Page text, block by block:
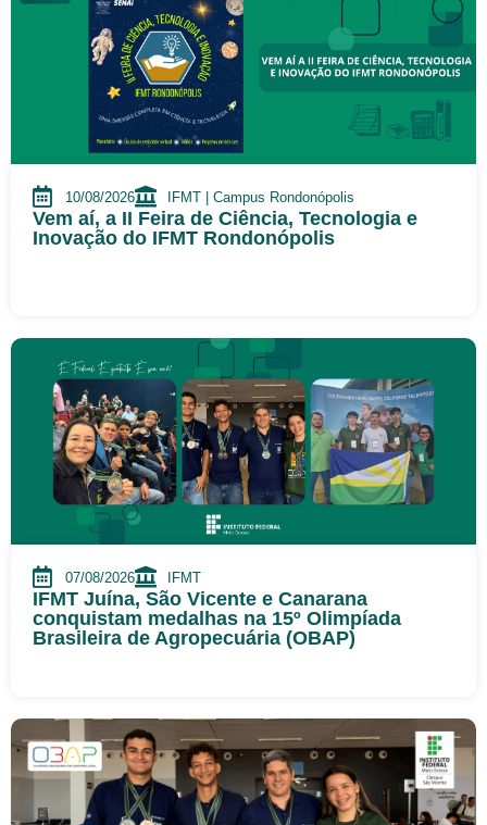
10/08/2026 IFMT | Campus Rondonópolis
Vem aí, a II Feira de Ciência, Tecnologia e
Inovação do IFMT Rondonópolis
07/08/2026 IFMT
IFMT Juína, São Vicente e Canarana
conquistam medalhas na 15º Olimpíada
Brasileira de Agropecuária (OBAP)